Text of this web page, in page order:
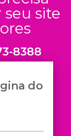
8388